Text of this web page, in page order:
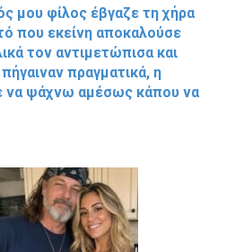
μου φίλος έβγαζε τη χήρα
που εκείνη αποκαλούσε
τον αντιμετώπισα και
πραγματικά, η
να ψάχνω αμέσως κάπου να